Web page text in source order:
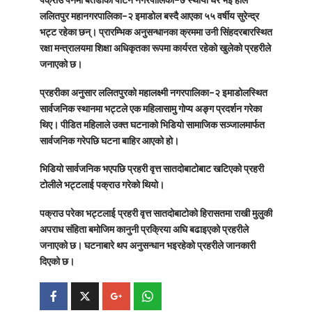
ललितपुर महानगरपालिका–२ इमाडोल बस्दै आएका५५ वर्षीय सुरेन्द्र
भट्टरहेका छन्। प्रारम्भिक अनुसन्धानका क्रममा उनी सिंहदरबारस्थित
रक्षा मन्त्रालयमा शिक्षा अधिकृतका रूपमा कार्यरत रहेको खुलेको प्रहरीले
जनाएको छ।
प्रहरीका अनुसार ललितपुरको महालक्ष्मी नगरपालिका–२ इमाडोलस्थित
सार्वजनिक स्थानमा भट्टले एक महिलासामु गोप्य अङ्ग प्रदर्शन गरेका
थिए। पीडित महिलाले उक्त घटनाको भिडियो सामाजिक सञ्जालमार्फत
सार्वजनिक गरेपछि घटना बाहिर आएको हो।
भिडियो सार्वजनिक भएपछि प्रहरी वृत्त सातदोबाटोबाट खटिएको प्रहरी
टोलीले भट्टलाई पक्राउ गरेको थियो।
पक्राउ परेका भट्टलाई प्रहरी वृत्त सातदोबाटोको हिरासतमा राखीमुलुकी
अपराध संहिताबमोजिम कानुनी प्रक्रिया अघि बढाइएको प्रहरीले
जनाएको छ। घटनाबारे थप अनुसन्धान भइरहेको प्रहरीले जानकारी
दिएको छ।